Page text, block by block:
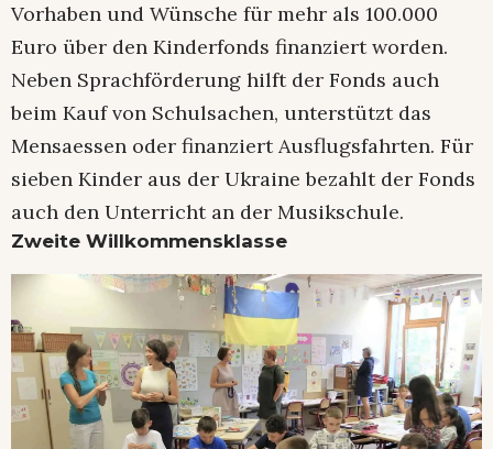
Vorhaben und Wünsche für mehr als 100.000
Euro über den Kinderfonds finanziert worden.
Neben Sprachförderung hilft der Fonds auch
beim Kauf von Schulsachen, unterstützt das
Mensaessen oder finanziert Ausflugsfahrten. Für
sieben Kinder aus der Ukraine bezahlt der Fonds
auch den Unterricht an der Musikschule.
Zweite Willkommensklasse